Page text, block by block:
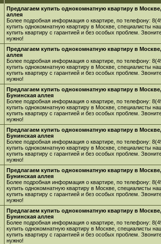
Предлагаем купить однокомнатную квартиру в
аллея
Более подробная информация о квартире, по телефону:
купить однокомнатную квартиру в Москве, специалисты
купить квартиру с гарантией и без особых проблем.
нужно!
Предлагаем купить однокомнатную квартиру в
аллея
Более подробная информация о квартире, по телефону:
купить однокомнатную квартиру в Москве, специалисты
купить квартиру с гарантией и без особых проблем.
нужно!
Предлагаем купить однокомнатную квартиру в
Бунинская аллея
Более подробная информация о квартире, по телефону:
купить однокомнатную квартиру в Москве, специалисты
купить квартиру с гарантией и без особых проблем.
нужно!
Предлагаем купить однокомнатную квартиру в
Бунинская аллея
Более подробная информация о квартире, по телефону:
купить однокомнатную квартиру в Москве, специалисты
купить квартиру с гарантией и без особых проблем.
нужно!
Предлагаем купить однокомнатную квартиру в
Бунинская аллея
Более подробная информация о квартире, по телефону:
купить однокомнатную квартиру в Москве, специалисты
купить квартиру с гарантией и без особых проблем.
нужно!
Предлагаем купить однокомнатную квартиру в
Бунинская аллея
Более подробная информация о квартире, по телефону:
купить однокомнатную квартиру в Москве, специалисты
купить квартиру с гарантией и без особых проблем.
нужно!